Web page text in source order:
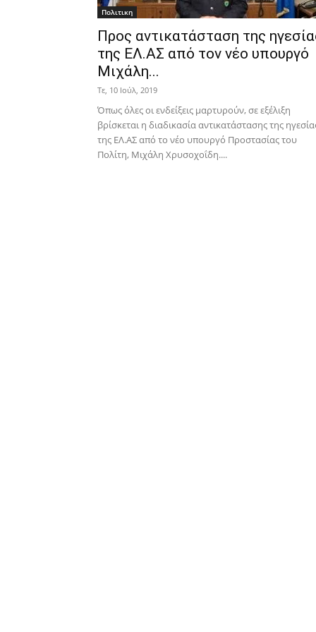
Πολιτικη
Προς αντικατάσταση της
της ΕΛ.ΑΣ από τον νέο υπουργό
Μιχάλη...
Τε, 10 Ιούλ, 2019
Όπως όλες οι ενδείξεις μαρτυρούν, σε εξέλιξη
βρίσκεται η διαδικασία αντικατάστασης της
της ΕΛ.ΑΣ από το νέο υπουργό Προστασίας του
Πολίτη, Μιχάλη Χρυσοχοΐδη....